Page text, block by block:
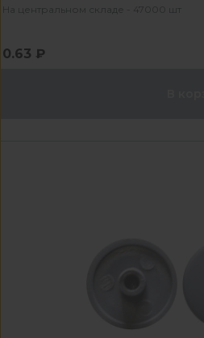
На центральном складе - 47000 шт
0.63 ₽